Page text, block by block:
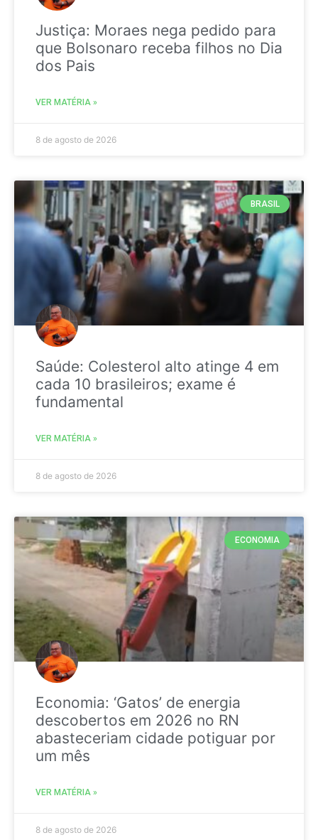
Justiça: Moraes nega pedido para
que Bolsonaro receba filhos no Dia
dos Pais
VER MATÉRIA »
8 de agosto de 2026
BRASIL
Saúde: Colesterol alto atinge 4 em
cada 10 brasileiros; exame é
fundamental
VER MATÉRIA »
8 de agosto de 2026
ECONOMIA
Economia: ‘Gatos’ de energia
descobertos em 2026 no RN
abasteceriam cidade potiguar por
um mês
VER MATÉRIA »
8 de agosto de 2026